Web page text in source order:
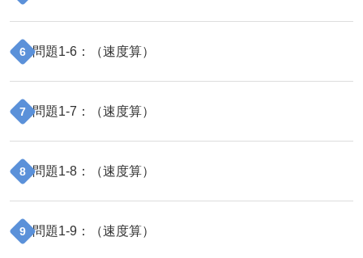
6 問題1-6 ：（速度算）
7 問題1-7 ：（速度算）
8 問題1-8 ：（速度算）
9 問題1-9 ：（速度算）